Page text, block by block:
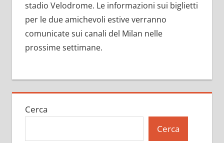
stadio Velodrome. Le informazioni sui biglietti
per le due amichevoli estive verranno
comunicate sui canali del Milan nelle
prossime settimane.
Cerca
Cerca